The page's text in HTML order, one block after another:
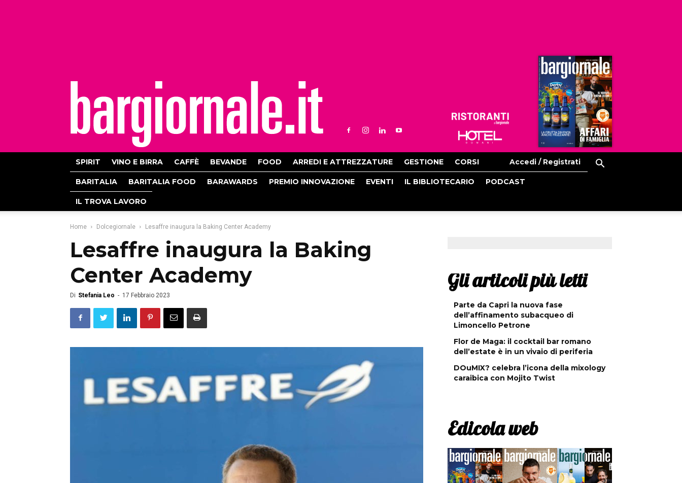
Ristoranti
Hoteldomani
SPIRIT VINO E BIRRA CAFFÈ BEVANDE FOOD ARREDI E ATTREZZATURE GESTIONE CORSI Accedi / Registrati
BARITALIA BARITALIA FOOD BARAWARDS PREMIO INNOVAZIONE EVENTI IL BIBLIOTECARIO PODCAST
IL TROVA LAVORO
Home Dolcegiornale Lesaffre inaugura la Baking Center Academy
Lesaffre inaugura la Baking
Center Academy
Di Stefania Leo - 17 Febbraio 2023
Gli articoli più letti
Parte da Capri la nuova fase
dell’affinamento subacqueo di
Limoncello Petrone
Flor de Maga: il cocktail bar romano
dell’estate è in un vivaio di periferia
DOuMIX? celebra l’icona della mixology
caraibica con Mojito Twist
Edicola web